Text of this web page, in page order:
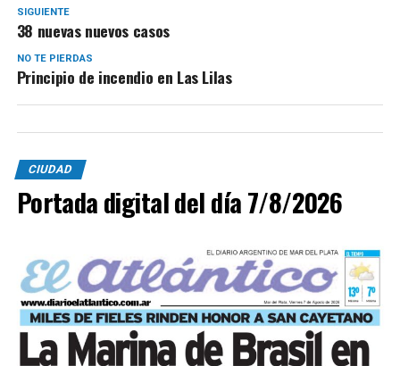
SIGUIENTE
38 nuevas nuevos casos
NO TE PIERDAS
Principio de incendio en Las Lilas
CIUDAD
Portada digital del día 7/8/2026